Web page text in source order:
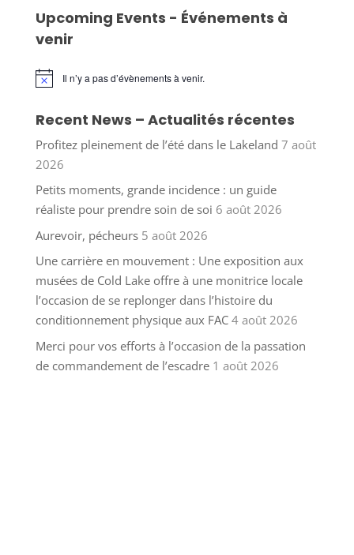
Upcoming Events - Événements à
venir
Notice Il n’y a pas d’évènements à venir.
Recent News – Actualités récentes
Profitez pleinement de l’été dans le Lakeland 7 août
2026
Petits moments, grande incidence : un guide
réaliste pour prendre soin de soi 6 août 2026
Aurevoir, pécheurs 5 août 2026
Une carrière en mouvement : Une exposition aux
musées de Cold Lake offre à une monitrice locale
l’occasion de se replonger dans l’histoire du
conditionnement physique aux FAC 4 août 2026
Merci pour vos efforts à l’occasion de la passation
de commandement de l’escadre 1 août 2026